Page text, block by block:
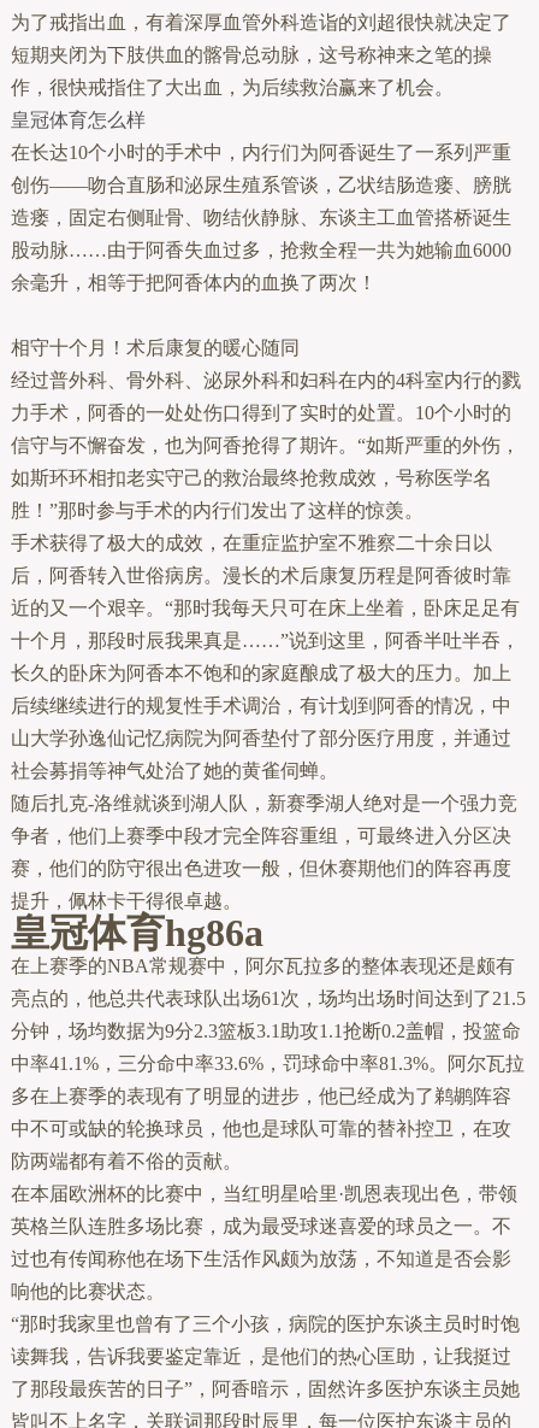
为了戒指出血，有着深厚血管外科造诣的刘超很快就决定了
短期夹闭为下肢供血的髂骨总动脉，这号称神来之笔的操
作，很快戒指住了大出血，为后续救治赢来了机会。
皇冠体育怎么样
在长达10个小时的手术中，内行们为阿香诞生了一系列严重
创伤——吻合直肠和泌尿生殖系管谈，乙状结肠造瘘、膀胱
造瘘，固定右侧耻骨、吻结伙静脉、东谈主工血管搭桥诞生
股动脉……由于阿香失血过多，抢救全程一共为她输血6000
余毫升，相等于把阿香体内的血换了两次！
相守十个月！术后康复的暖心随同
经过普外科、骨外科、泌尿外科和妇科在内的4科室内行的戮
力手术，阿香的一处处伤口得到了实时的处置。10个小时的
信守与不懈奋发，也为阿香抢得了期许。“如斯严重的外伤，
如斯环环相扣老实守己的救治最终抢救成效，号称医学名
胜！”那时参与手术的内行们发出了这样的惊羡。
手术获得了极大的成效，在重症监护室不雅察二十余日以
后，阿香转入世俗病房。漫长的术后康复历程是阿香彼时靠
近的又一个艰辛。“那时我每天只可在床上坐着，卧床足足有
十个月，那段时辰我果真是……”说到这里，阿香半吐半吞，
长久的卧床为阿香本不饱和的家庭酿成了极大的压力。加上
后续继续进行的规复性手术调治，有计划到阿香的情况，中
山大学孙逸仙记忆病院为阿香垫付了部分医疗用度，并通过
社会募捐等神气处治了她的黄雀伺蝉。
随后扎克-洛维就谈到湖人队，新赛季湖人绝对是一个强力竞
争者，他们上赛季中段才完全阵容重组，可最终进入分区决
赛，他们的防守很出色进攻一般，但休赛期他们的阵容再度
提升，佩林卡干得很卓越。
皇冠体育hg86a
在上赛季的NBA常规赛中，阿尔瓦拉多的整体表现还是颇有
亮点的，他总共代表球队出场61次，场均出场时间达到了21.5
分钟，场均数据为9分2.3篮板3.1助攻1.1抢断0.2盖帽，投篮命
中率41.1%，三分命中率33.6%，罚球命中率81.3%。阿尔瓦拉
多在上赛季的表现有了明显的进步，他已经成为了鹈鹕阵容
中不可或缺的轮换球员，他也是球队可靠的替补控卫，在攻
防两端都有着不俗的贡献。
在本届欧洲杯的比赛中，当红明星哈里·凯恩表现出色，带领
英格兰队连胜多场比赛，成为最受球迷喜爱的球员之一。不
过也有传闻称他在场下生活作风颇为放荡，不知道是否会影
响他的比赛状态。
“那时我家里也曾有了三个小孩，病院的医护东谈主员时时饱
读舞我，告诉我要鉴定靠近，是他们的热心匡助，让我挺过
了那段最疾苦的日子”，阿香暗示，固然许多医护东谈主员她
皆叫不上名字，关联词那段时辰里，每一位医护东谈主员的